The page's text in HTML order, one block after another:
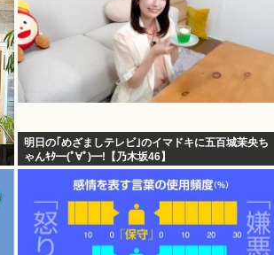
明日の｢めざましテレビ｣のイマドキに五百城茉央ち
ゃんｷﾀ━(ﾟ∀ﾟ)━!【乃木坂46】